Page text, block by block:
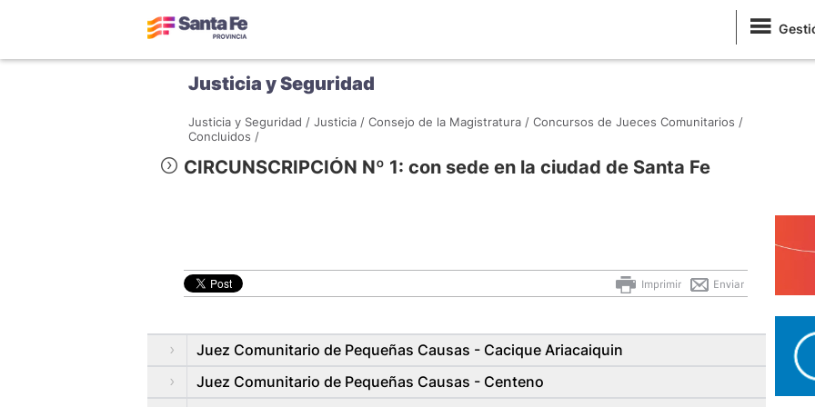
Justicia y Seguridad
Justicia y Seguridad / Justicia / Consejo de la Magistratura / Concursos de Jueces Comunitarios /
Concluidos /
CIRCUNSCRIPCIÓN Nº 1: con sede en la ciudad de Santa Fe
Enviar
Imprimir
Juez Comunitario de Pequeñas Causas - Cacique Ariacaiquin
Juez Comunitario de Pequeñas Causas - Centeno